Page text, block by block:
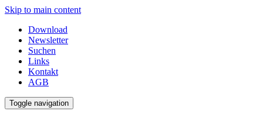
Skip to main content
Download
Newsletter
Suchen
Links
Kontakt
AGB
Toggle navigation